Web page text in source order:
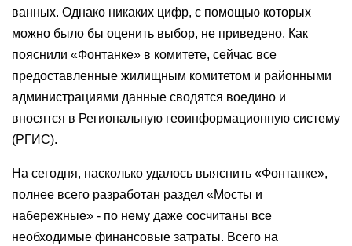
ванных. Однако никаких цифр, с помощью которых
можно было бы оценить выбор, не приведено. Как
пояснили «Фонтанке» в комитете, сейчас все
предоставленные жилищным комитетом и районными
администрациями данные сводятся воедино и
вносятся в Региональную геоинформационную систему
(РГИС).
На сегодня, насколько удалось выяснить «Фонтанке»,
полнее всего разработан раздел «Мосты и
набережные» - по нему даже сосчитаны все
необходимые финансовые затраты. Всего на